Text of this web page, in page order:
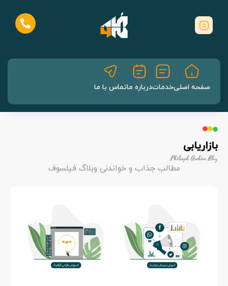
صفحه اصلیخدماتدرباره ماتماس با ما
بازاریابی
Philsoph Archive Blog
مطالب جذاب و خواندنی وبلاگ فیلسوف